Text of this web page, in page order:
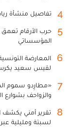
4 تفاصيل منشأة
5
حرب الأرقام
المؤسساتي
6
المعارضة
لقيس سعيد يكرس
7
«مطارِدو سموم
والزواحف بشوارع
8
تقرير أمني يكشف
لسبتة ومليلية